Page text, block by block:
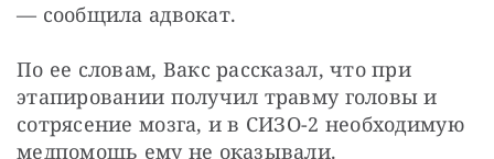
— сообщила адвокат.
По ее словам, Вакс рассказал, что при
этапировании получил травму головы и
сотрясение мозга, и в СИЗО-2 необходимую
медпомощь ему не оказывали.